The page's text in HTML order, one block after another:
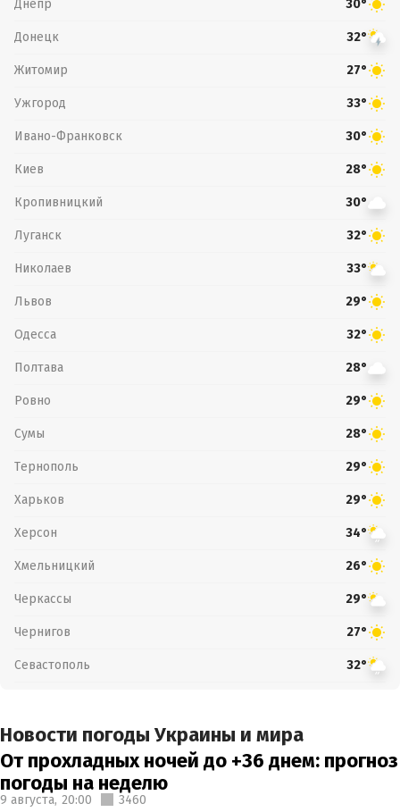
Днепр 30°
Донецк 32°
Житомир 27°
Ужгород 33°
Ивано-Франковск 30°
Киев 28°
Кропивницкий 30°
Луганск 32°
Николаев 33°
Львов 29°
Одесса 32°
Полтава 28°
Ровно 29°
Сумы 28°
Тернополь 29°
Харьков 29°
Херсон 34°
Хмельницкий 26°
Черкассы 29°
Чернигов 27°
Севастополь 32°
Новости погоды Украины и мира
От прохладных ночей до +36 днем: прогноз
погоды на неделю
9 августа, 20:00 3460